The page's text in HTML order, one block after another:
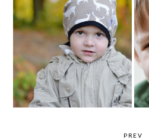
bez Richarda / Jak jsem
ten týden přežila a co
jsem všechno stihla?
PREV